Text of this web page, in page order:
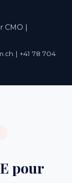
CMO |
| +41 78 704
pour